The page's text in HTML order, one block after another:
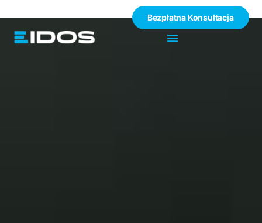
Bezpłatna Konsultacja